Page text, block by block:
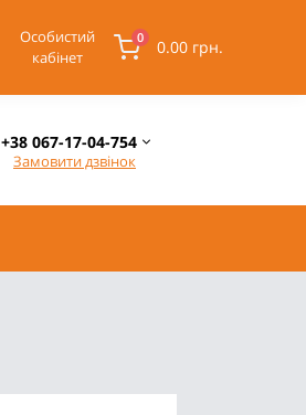
Особистий
кабінет
0 0.00 грн.
+38 067-17-04-754
Замовити дзвінок